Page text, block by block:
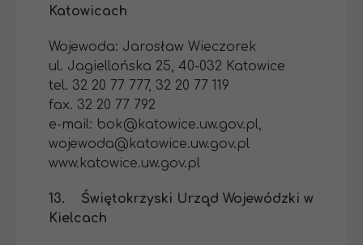
Katowicach
Wojewoda: Jarosław Wieczorek
ul. Jagiellońska 25, 40-032 Katowice
tel. 32 20 77 777, 32 20 77 119
fax. 32 20 77 792
e-mail: bok@katowice.uw.gov.pl,
wojewoda@katowice.uw.gov.pl
www.katowice.uw.gov.pl
13. Świętokrzyski Urząd Wojewódzki w
Kielcach